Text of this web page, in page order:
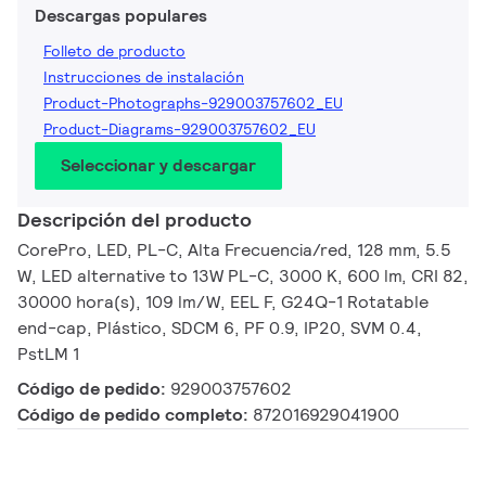
Descargas populares
Folleto de producto
Instrucciones de instalación
Product-Photographs-929003757602_EU
Product-Diagrams-929003757602_EU
Seleccionar y descargar
Descripción del producto
CorePro, LED, PL-C, Alta Frecuencia/red, 128 mm, 5.5
W, LED alternative to 13W PL-C, 3000 K, 600 lm, CRI 82,
30000 hora(s), 109 lm/W, EEL F, G24Q-1 Rotatable
end-cap, Plástico, SDCM 6, PF 0.9, IP20, SVM 0.4,
PstLM 1
Código de pedido: 929003757602
Código de pedido completo: 872016929041900